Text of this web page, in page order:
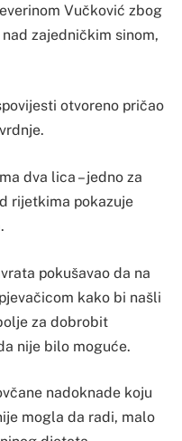
Vučković zbog
zajedničkim sinom,
otvoreno pričao
dva lica – jedno za
rijetkima pokazuje
pokušavao da na
kako bi našli
za dobrobit
nije bilo moguće.
nadoknade koju
mogla da radi, malo